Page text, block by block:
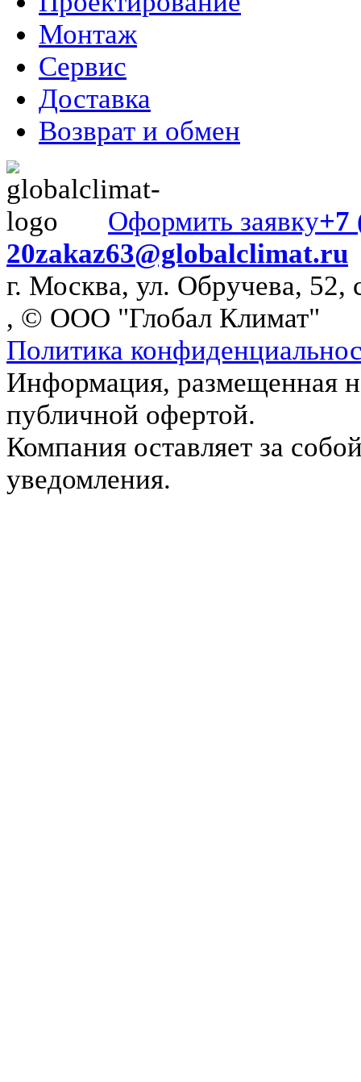
Монтаж
Сервис
Доставка
Возврат и обмен
Оформить заявку+7
20zakaz63@globalclimat.ru
г. Москва, ул. Обручева, 52,
, © ООО "Глобал Климат"
Политика
Информация, размещенная
публичной офертой.
Компания оставляет за
уведомления.